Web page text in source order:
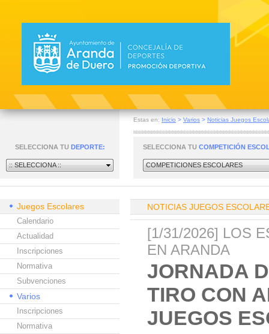
Estas en: Inicio > Varios > Noticias Juegos
SELECCIONA TU DEPORTE:
:: SELECCIONA ::
SELECCIONA TU COMPETICIÓN
COMPETICIONES ESCOLARES
Juegos Escolares
Calendario
Actualidad
Inscripciones
Normativa
Subvenciones
Varios
Inscripciones
Normativa
NOTICIAS JUEGOS
[1/31/2026] LOS
EN ARANDA
JORNADA
TIRO CON
JUEGOS